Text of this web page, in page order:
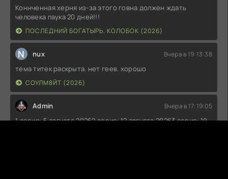
Коннченная херня из-за этого говна должен ждать
человека паука 20 дней!!!
ПОСЛЕДНИЙ БОГАТЫРЬ. КОЛОБОК (2026)
N nux Вчера в 19:13:38
тема титек раскрыта. нет геев. хорошо
СОУЛМ8ЙТ (2026)
Admin Вчера в 17:19:05
1 серия: 5 августа 20262 серия: 12 августа 20263 серия: 19